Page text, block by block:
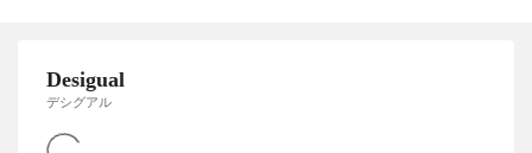
Desigual
デシグアル